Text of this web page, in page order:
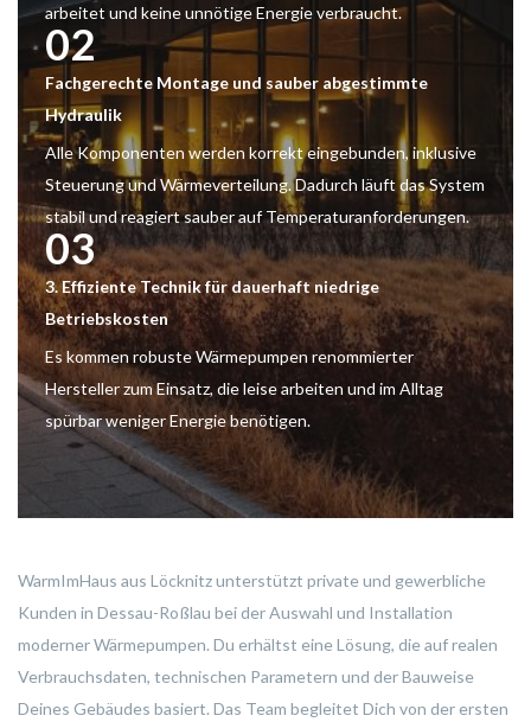
arbeitet und keine unnötige Energie verbraucht.
02
Fachgerechte Montage und sauber abgestimmte
Hydraulik
Alle Komponenten werden korrekt eingebunden, inklusive
Steuerung und Wärmeverteilung. Dadurch läuft das System
stabil und reagiert sauber auf Temperaturanforderungen.
03
3. Effiziente Technik für dauerhaft niedrige
Betriebskosten
Es kommen robuste Wärmepumpen renommierter
Hersteller zum Einsatz, die leise arbeiten und im Alltag
spürbar weniger Energie benötigen.
WarmImHaus aus Löcknitz unterstützt private und gewerbliche
Kunden in Dessau-Roßlau bei der Auswahl und Installation
moderner Wärmepumpen. Du erhältst eine Lösung, die auf realen
Verbrauchsdaten, technischen Parametern und der Bauweise
Deines Gebäudes basiert. Das Team begleitet Dich von der ersten